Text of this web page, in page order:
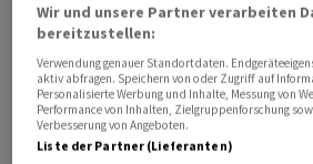
Westminster zu tun hat, 24.927
knapp 10.000 Stimmen mehr als der
rechtspopulistischen Partei Reform
(15.696). Sein Sieg könnte der
Burnham in seiner Rede am frühen
Wir und unsere Partner verarbeiten
bereitzustellen:
Verwendung genauer Standortdaten.
aktiv abfragen. Speichern von oder Zugriff auf
Personalisierte Werbung und Inhalte, Messung von
Performance von Inhalten, Zielgruppenforschung
Verbesserung von Angeboten.
Liste der Partner (Lieferanten)